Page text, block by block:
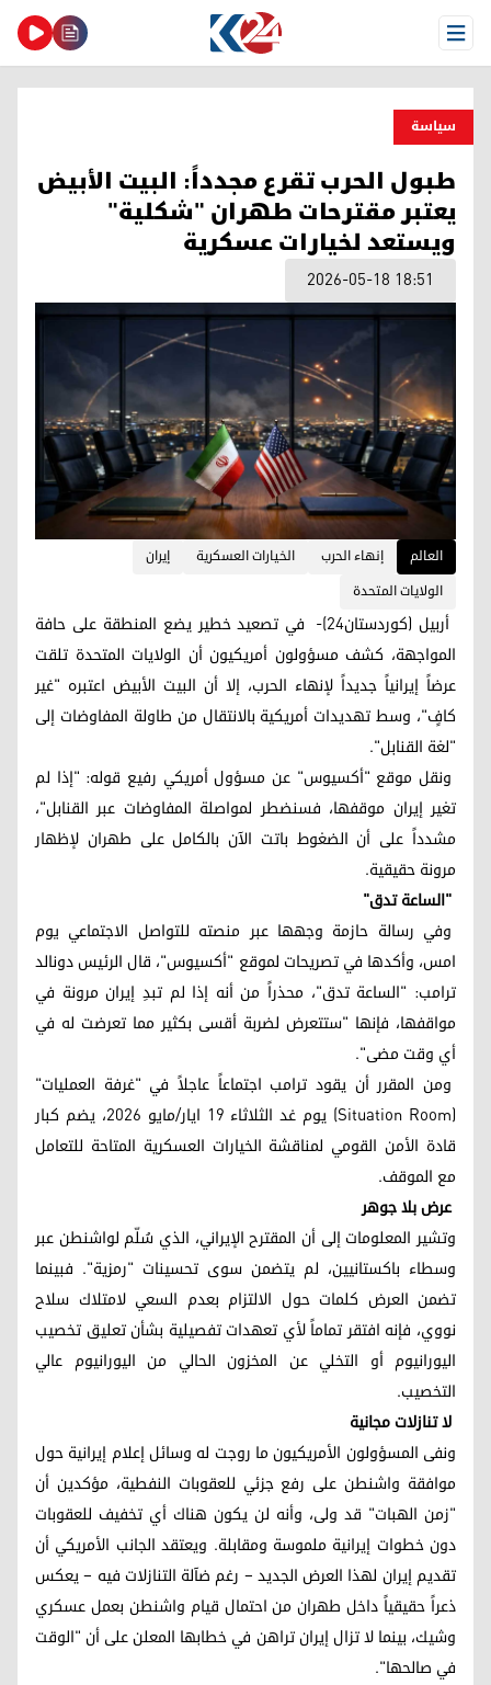
Open Menu
سیاسة
طبول الحرب تقرع مجدداً: البيت الأبيض
يعتبر مقترحات طهران "شكلية"
ويستعد لخيارات عسكرية
2026-05-18 18:51
العالم إنهاء الحرب الخيارات العسكرية
إيران
الولايات المتحدة
أربيل (كوردستان24)- في تصعيد خطير يضع المنطقة على حافة
المواجهة، كشف مسؤولون أمريكيون أن الولايات المتحدة تلقت
عرضاً إيرانياً جديداً لإنهاء الحرب، إلا أن البيت الأبيض اعتبره "غير
كافٍ"، وسط تهديدات أمريكية بالانتقال من طاولة المفاوضات إلى
"لغة القنابل".
ونقل موقع "أكسيوس" عن مسؤول أمريكي رفيع قوله: "إذا لم
تغير إيران موقفها، فسنضطر لمواصلة المفاوضات عبر القنابل"،
مشدداً على أن الضغوط باتت الآن بالكامل على طهران لإظهار
مرونة حقيقية.
"الساعة تدق"
وفي رسالة حازمة وجهها عبر منصته للتواصل الاجتماعي یوم
امس، وأكدها في تصريحات لموقع "أكسيوس"، قال الرئيس دونالد
ترامب: "الساعة تدق"، محذراً من أنه إذا لم تبدِ إيران مرونة في
مواقفها، فإنها "ستتعرض لضربة أقسى بكثير مما تعرضت له في
أي وقت مضى".
ومن المقرر أن يقود ترامب اجتماعاً عاجلاً في "غرفة العمليات"
(Situation Room) يوم غد الثلاثاء 19 ايار/مایو 2026، يضم كبار
قادة الأمن القومي لمناقشة الخيارات العسكرية المتاحة للتعامل
مع الموقف.
عرض بلا جوهر
وتشير المعلومات إلى أن المقترح الإيراني، الذي سُلّم لواشنطن عبر
وسطاء باكستانيين، لم يتضمن سوى تحسينات "رمزية". فبينما
تضمن العرض كلمات حول الالتزام بعدم السعي لامتلاك سلاح
نووي، فإنه افتقر تماماً لأي تعهدات تفصيلية بشأن تعليق تخصيب
اليورانيوم أو التخلي عن المخزون الحالي من اليورانيوم عالي
التخصيب.
لا تنازلات مجانية
ونفى المسؤولون الأمريكيون ما روجت له وسائل إعلام إيرانية حول
موافقة واشنطن على رفع جزئي للعقوبات النفطية، مؤكدين أن
"زمن الهبات" قد ولى، وأنه لن يكون هناك أي تخفيف للعقوبات
دون خطوات إيرانية ملموسة ومقابلة. ويعتقد الجانب الأمريكي أن
تقديم إيران لهذا العرض الجديد – رغم ضآلة التنازلات فيه – يعكس
ذعراً حقيقياً داخل طهران من احتمال قيام واشنطن بعمل عسكري
وشيك، بينما لا تزال إيران تراهن في خطابها المعلن على أن "الوقت
في صالحها".